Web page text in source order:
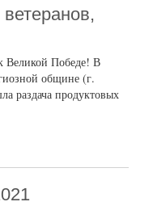
Великой Победе! В
общине (г.
раздача продуктовых